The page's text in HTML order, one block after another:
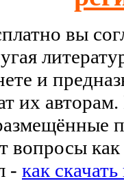
вы
и
их
вопросы как
- как